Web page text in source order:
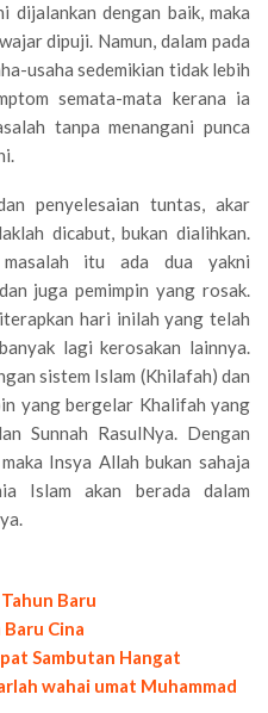
dijalankan dengan baik, maka
dipuji. Namun, dalam pada
usaha sedemikian tidak lebih
semata-mata kerana ia
tanpa menangani punca
penyelesaian tuntas, akar
dicabut, bukan dialihkan.
masalah itu ada dua yakni
juga pemimpin yang rosak.
hari inilah yang telah
lagi kerosakan lainnya.
sistem Islam (Khilafah) dan
yang bergelar Khalifah yang
Sunnah RasulNya. Dengan
Insya Allah bukan sahaja
Islam akan berada dalam
Baru
Cina
Sambutan Hangat
wahai umat Muhammad